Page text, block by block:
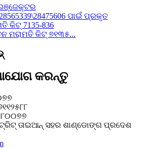
ମରାମତି କିଟ୍ ୭୧୩୫...
କରନ୍ତୁ
ତାଇଆନ୍ ସହର ଶାଣ୍ଡୋଙ୍ଗ ପ୍ରଦେଶ